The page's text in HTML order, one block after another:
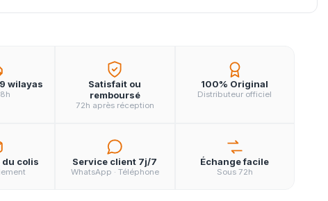
wilayas
Satisfait ou
remboursé
72h après réception
100% Original
Distributeur officiel
colis Service client 7j/7
WhatsApp · Téléphone
Échange facile
Sous 72h